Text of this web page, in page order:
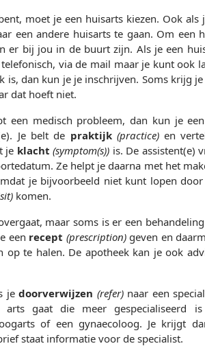
moet je een huisarts kiezen. Ook als
een andere huisarts te gaan. Om een
er bij jou in de buurt zijn. Als je een
via de mail maar je kunt ook
is, dan kun je je inschrijven. Soms krijg je
dat hoeft niet.
medisch probleem, dan kun je
Je belt de praktijk (practice)en
je klacht (symptom(s)) is. De assistent(e)
Ze helpt je daarna met het
je bijvoorbeeld niet kunt lopen
komen.
maar soms is er een
een recept (prescription)geven en
op te halen. De apotheek kan je ook
je doorverwijzen (refer)naar een
gaat die meer gespecialiseerd
of een gynaecoloog. Je krijgt
staat informatie voor de specialist.